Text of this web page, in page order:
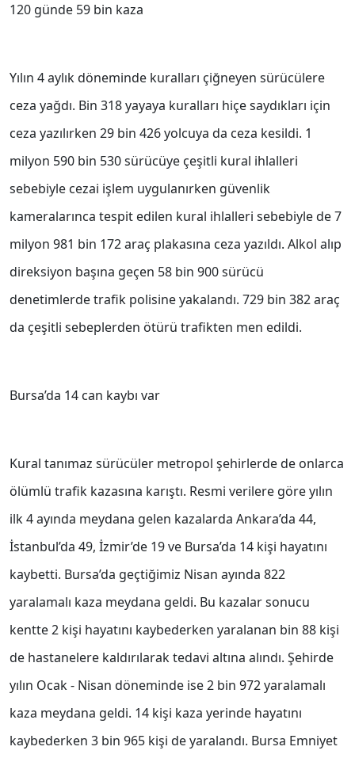
120 günde 59 bin kaza
Yılın 4 aylık döneminde kuralları çiğneyen sürücülere
ceza yağdı. Bin 318 yayaya kuralları hiçe saydıkları için
ceza yazılırken 29 bin 426 yolcuya da ceza kesildi. 1
milyon 590 bin 530 sürücüye çeşitli kural ihlalleri
sebebiyle cezai işlem uygulanırken güvenlik
kameralarınca tespit edilen kural ihlalleri sebebiyle de 7
milyon 981 bin 172 araç plakasına ceza yazıldı. Alkol alıp
direksiyon başına geçen 58 bin 900 sürücü
denetimlerde trafik polisine yakalandı. 729 bin 382 araç
da çeşitli sebeplerden ötürü trafikten men edildi.
Bursa’da 14 can kaybı var
Kural tanımaz sürücüler metropol şehirlerde de onlarca
ölümlü trafik kazasına karıştı. Resmi verilere göre yılın
ilk 4 ayında meydana gelen kazalarda Ankara’da 44,
İstanbul’da 49, İzmir’de 19 ve Bursa’da 14 kişi hayatını
kaybetti. Bursa’da geçtiğimiz Nisan ayında 822
yaralamalı kaza meydana geldi. Bu kazalar sonucu
kentte 2 kişi hayatını kaybederken yaralanan bin 88 kişi
de hastanelere kaldırılarak tedavi altına alındı. Şehirde
yılın Ocak - Nisan döneminde ise 2 bin 972 yaralamalı
kaza meydana geldi. 14 kişi kaza yerinde hayatını
kaybederken 3 bin 965 kişi de yaralandı. Bursa Emniyet